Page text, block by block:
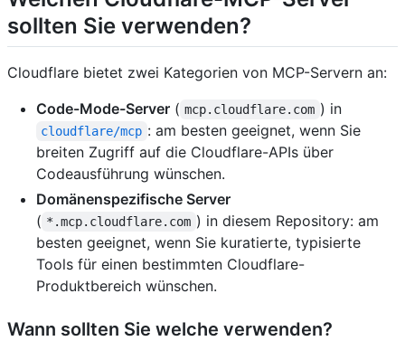
sollten Sie verwenden?
Cloudflare bietet zwei Kategorien von MCP-Servern an:
Code-Mode-Server ( mcp.cloudflare.com ) in
cloudflare/mcp : am besten geeignet, wenn Sie
breiten Zugriff auf die Cloudflare-APIs über
Codeausführung wünschen.
Domänenspezifische Server
( *.mcp.cloudflare.com ) in diesem Repository: am
besten geeignet, wenn Sie kuratierte, typisierte
Tools für einen bestimmten Cloudflare-
Produktbereich wünschen.
Wann sollten Sie welche verwenden?